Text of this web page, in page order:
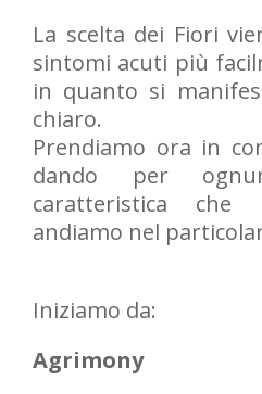
La scelta dei Fiori
sintomi acuti più
in quanto si
chiaro.
Prendiamo ora in
dando per
caratteristica
andiamo nel
Iniziamo da:
Agrimony